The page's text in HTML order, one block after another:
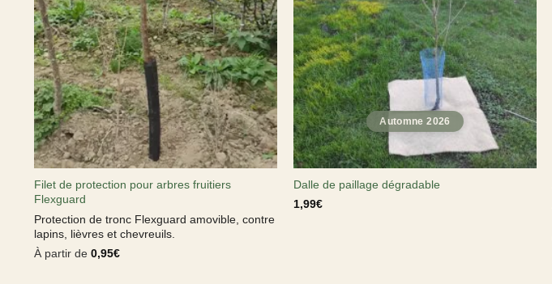
Filet de protection pour arbres fruitiers
Flexguard
Protection de tronc Flexguard amovible, contre
lapins, lièvres et chevreuils.
À partir de 0,95€
Dalle de paillage dégradable
1,99€